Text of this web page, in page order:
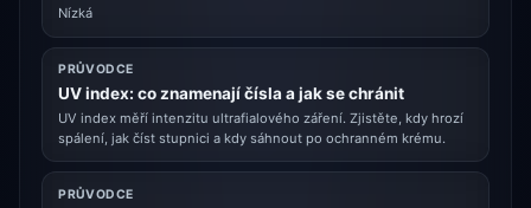
Nízká
PRŮVODCE
UV index: co znamenají čísla a jak se chránit
UV index měří intenzitu ultrafialového záření. Zjistěte, kdy hrozí
spálení, jak číst stupnici a kdy sáhnout po ochranném krému.
PRŮVODCE